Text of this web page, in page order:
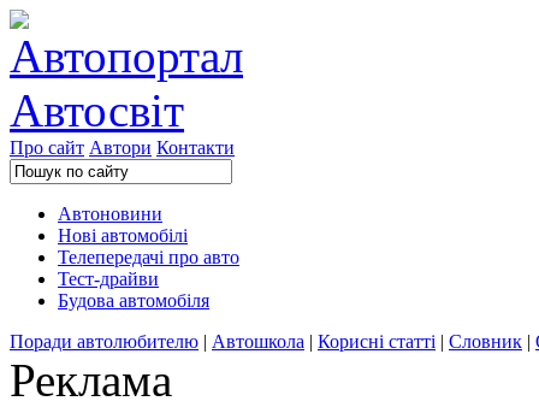
Про сайт Автори Контакти
Автоновини
Нові автомобілі
Телепередачі про авто
Тест-драйви
Будова автомобіля
Поради автолюбителю | Автошкола | Корисні статті | Словник |
Реклама